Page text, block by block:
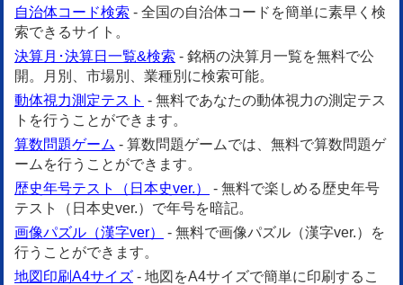
自治体コード検索 - 全国の自治体コードを簡単に素早く検
索できるサイト。
決算月･決算日一覧&検索 - 銘柄の決算月一覧を無料で公
開。月別、市場別、業種別に検索可能。
動体視力測定テスト - 無料であなたの動体視力の測定テス
トを行うことができます。
算数問題ゲーム - 算数問題ゲームでは、無料で算数問題ゲ
ームを行うことができます。
歴史年号テスト（日本史ver.）
- 無料で楽しめる歴史年号
テスト（日本史ver.）で年号を暗記。
画像パズル（漢字ver）
- 無料で画像パズル（漢字ver.）を
行うことができます。
地図印刷A4サイズ - 地図をA4サイズで簡単に印刷するこ